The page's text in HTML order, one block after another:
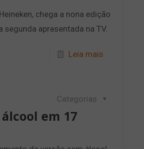
chega a nona edição
segunda apresentada na TV.
Leia mais
Categorias
em 17